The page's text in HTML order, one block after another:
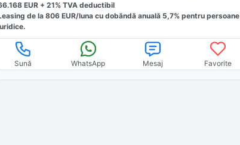
EUR +21% TVA deductibil
de la806 EUR/luna cu dobăndă anuală 5,7% pentru persoane
Sună WhatsApp Mesaj Favorite